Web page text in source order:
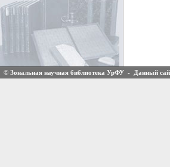
© Зональная научная библиотека УрФУ - Данный